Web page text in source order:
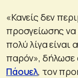
«Κανείς δεν
προσγείωσης
πολύ λίγα
παρόν», δήλωσε
Πάουελ, τον